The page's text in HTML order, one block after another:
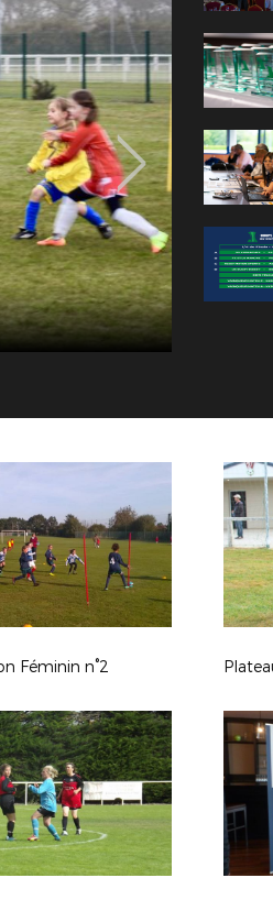
Féminin n°2